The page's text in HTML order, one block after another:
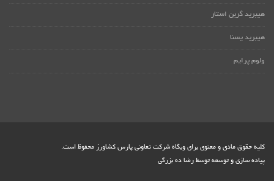
هیبرید گرین استار
هیبرید یسنا
ولوم پرایم
کلیه حقوق مادی و معنوی برای وبگاه شرکت تعاونی پارس کشاورز محفوظ است.
پیاده سازی و توسعه توسط رضا ده بزرگی